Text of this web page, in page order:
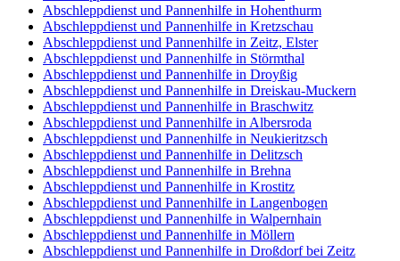
Abschleppdienst und Pannenhilfe in Hohenthurm
Abschleppdienst und Pannenhilfe in Kretzschau
Abschleppdienst und Pannenhilfe in Zeitz, Elster
Abschleppdienst und Pannenhilfe in Störmthal
Abschleppdienst und Pannenhilfe in Droyßig
Abschleppdienst und Pannenhilfe in Dreiskau-Muckern
Abschleppdienst und Pannenhilfe in Braschwitz
Abschleppdienst und Pannenhilfe in Albersroda
Abschleppdienst und Pannenhilfe in Neukieritzsch
Abschleppdienst und Pannenhilfe in Delitzsch
Abschleppdienst und Pannenhilfe in Brehna
Abschleppdienst und Pannenhilfe in Krostitz
Abschleppdienst und Pannenhilfe in Langenbogen
Abschleppdienst und Pannenhilfe in Walpernhain
Abschleppdienst und Pannenhilfe in Möllern
Abschleppdienst und Pannenhilfe in Droßdorf bei Zeitz